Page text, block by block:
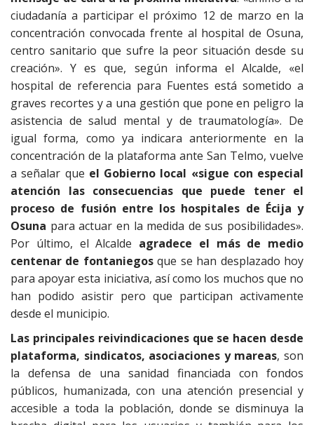
ciudadanía a participar el próximo 12 de marzo en la
concentración convocada frente al hospital de Osuna,
centro sanitario que sufre la peor situación desde su
creación». Y es que, según informa el Alcalde, «el
hospital de referencia para Fuentes está sometido a
graves recortes y a una gestión que pone en peligro la
asistencia de salud mental y de traumatología». De
igual forma, como ya indicara anteriormente en la
concentración de la plataforma ante San Telmo, vuelve
a señalar que el Gobierno local «sigue con especial
atención las consecuencias que puede tener el
proceso de fusión entre los hospitales de Écija y
Osuna para actuar en la medida de sus posibilidades».
Por último, el Alcalde agradece el más de medio
centenar de fontaniegosque se han desplazado hoy
para apoyar esta iniciativa, así como los muchos que no
han podido asistir pero que participan activamente
desde el municipio.
Las principales reivindicaciones que se hacen desde
plataforma, sindicatos, asociaciones y mareas, son
la defensa de una sanidad financiada con fondos
públicos, humanizada, con una atención presencial y
accesible a toda la población, donde se disminuya la